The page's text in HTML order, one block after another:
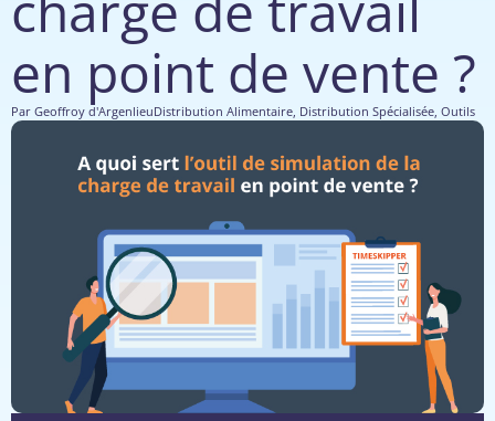
en point de vente ?
Par Geoffroy d'ArgenlieuDistribution Alimentaire, Distribution Spécialisée, Outils